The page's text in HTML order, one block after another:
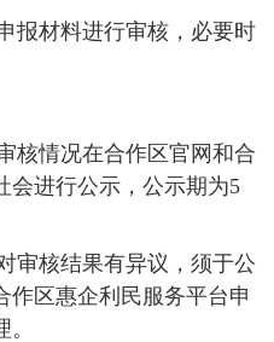
材料进行审核，必要时
情况在合作区官网和合
会进行公示，公示期为5
核结果有异议，须于公
作区惠企利民服务平台申